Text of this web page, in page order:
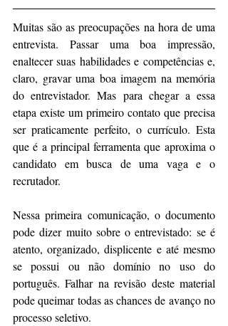
Muitas são as preocupações na hora de uma
entrevista. Passar uma boa impressão,
enaltecer suas habilidades e competências e,
claro, gravar uma boa imagem na memória
do entrevistador. Mas para chegar a essa
etapa existe um primeiro contato que precisa
ser praticamente perfeito, o currículo. Esta
que é a principal ferramenta que aproxima o
candidato em busca de uma vaga e o
recrutador.
Nessa primeira comunicação, o documento
pode dizer muito sobre o entrevistado: se é
atento, organizado, displicente e até mesmo
se possui ou não domínio no uso do
português. Falhar na revisão deste material
pode queimar todas as chances de avanço no
processo seletivo.